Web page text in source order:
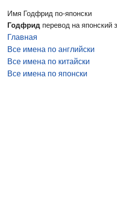
Имя Годфрид по-японски
Годфрид перевод на японский
Главная
Все имена по английски
Все имена по китайски
Все имена по японски